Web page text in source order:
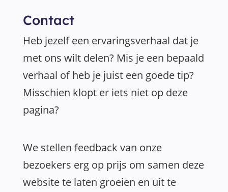
Contact
Heb jezelf een ervaringsverhaal dat je
met ons wilt delen? Mis je een bepaald
verhaal of heb je juist een goede tip?
Misschien klopt er iets niet op deze
pagina?
We stellen feedback van onze
bezoekers erg op prijs om samen deze
website te laten groeien en uit te